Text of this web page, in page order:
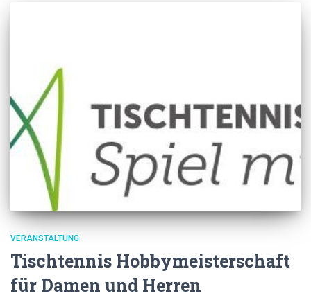
VERANSTALTUNG
Tischtennis Hobbymeisterschaft
für Damen und Herren